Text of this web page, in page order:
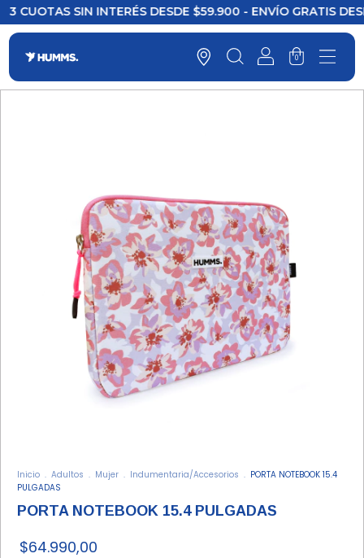
SIN INTERÉS DESDE $59.900 - ENVÍO GRATIS
0
Inicio . Adultos . Mujer . Indumentaria/Accesorios . PORTA NOTEBOOK 15.4
PULGADAS
PORTA NOTEBOOK 15.4 PULGADAS
$64.990,00